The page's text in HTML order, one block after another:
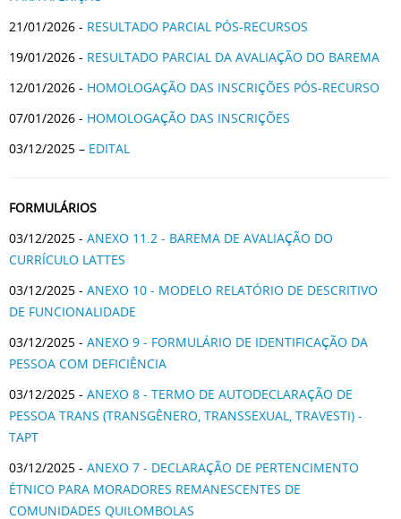
21/01/2026 - RESULTADO PARCIAL PÓS-RECURSOS
19/01/2026 - RESULTADO PARCIAL DA AVALIAÇÃO DO BAREMA
12/01/2026 - HOMOLOGAÇÃO DAS INSCRIÇÕES PÓS-RECURSO
07/01/2026 - HOMOLOGAÇÃO DAS INSCRIÇÕES
03/12/2025 – EDITAL
FORMULÁRIOS
03/12/2025 - ANEXO 11.2 - BAREMA DE AVALIAÇÃO DO
CURRÍCULO LATTES
03/12/2025 - ANEXO 10 - MODELO RELATÓRIO DE DESCRITIVO
DE FUNCIONALIDADE
03/12/2025 - ANEXO 9 - FORMULÁRIO DE IDENTIFICAÇÃO DA
PESSOA COM DEFICIÊNCIA
03/12/2025 - ANEXO 8 - TERMO DE AUTODECLARAÇÃO DE
PESSOA TRANS (TRANSGÊNERO, TRANSSEXUAL, TRAVESTI) -
TAPT
03/12/2025 - ANEXO 7 - DECLARAÇÃO DE PERTENCIMENTO
ÉTNICO PARA MORADORES REMANESCENTES DE
COMUNIDADES QUILOMBOLAS